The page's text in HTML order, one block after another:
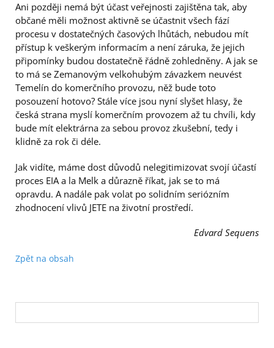
Ani později nemá být účast veřejnosti zajištěna tak, aby
občané měli možnost aktivně se účastnit všech fází
procesu v dostatečných časových lhůtách, nebudou mít
přístup k veškerým informacím a není záruka, že jejich
připomínky budou dostatečně řádně zohledněny. A jak se
to má se Zemanovým velkohubým závazkem neuvést
Temelín do komerčního provozu, něž bude toto
posouzení hotovo? Stále více jsou nyní slyšet hlasy, že
česká strana myslí komerčním provozem až tu chvíli, kdy
bude mít elektrárna za sebou provoz zkušební, tedy i
klidně za rok či déle.
Jak vidíte, máme dost důvodů nelegitimizovat svojí účastí
proces EIA a la Melk a důrazně říkat, jak se to má
opravdu. A nadále pak volat po solidním seriózním
zhodnocení vlivů JETE na životní prostředí.
Edvard Sequens
Zpět na obsah